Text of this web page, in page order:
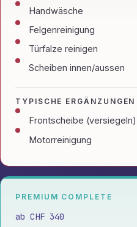
Handwäsche
Felgenreinigung
Türfalze reinigen
Scheiben innen/aussen
TYPISCHE ERGÄNZUNGEN
Frontscheibe (versiegeln)
Motorreinigung
PREMIUM COMPLETE
ab CHF 340